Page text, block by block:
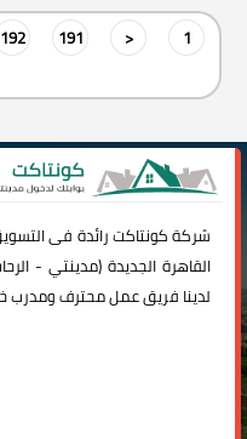
1
<
191
192
شركةكونتاكترائدة فى
القاهرة الجديدة (مدينتي -
لدينا فريق عمل محترف ومدرب